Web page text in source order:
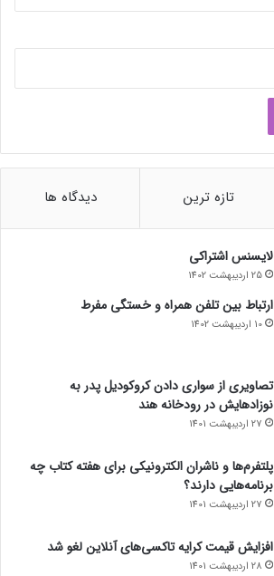
تازه ترین دیدگاه ها
لایسنس اشتراکی
25 اردیبهشت 1402
ارتباط بین تلفن همراه و خستگی مفرط
10 اردیبهشت 1402
تصاویری از سواری دادن کروکودیل پدر به
نوزادهایش در رودخانه هند
27 اردیبهشت 1401
پلتفرم‌ها و ناشران الکترونیکی برای هفته کتاب چه
برنامه‌هایی دارند؟
27 اردیبهشت 1401
افزایش قیمت کرایه تاکسی‌های آنلاین لغو شد
28 اردیبهشت 1401